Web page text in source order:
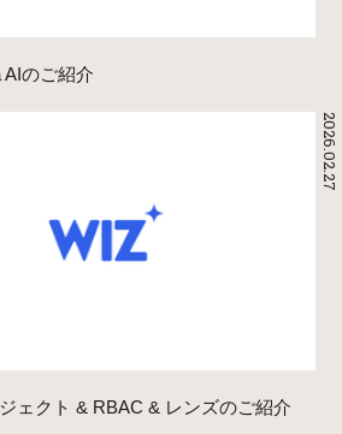
AIのご紹介
2026.02.27
ジェクト & RBAC & レンズのご紹介